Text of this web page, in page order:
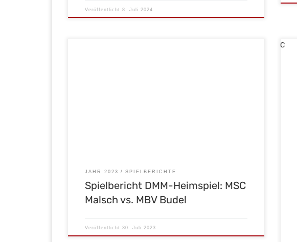
Veröffentlicht 8. Juli 2024
JAHR 2023 SPIELBERICHTE
Spielbericht DMM-Heimspiel: MSC
Malsch vs. MBV Budel
Veröffentlicht 30. Juli 2023